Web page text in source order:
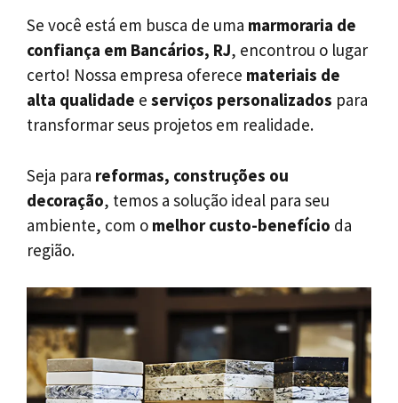
Se você está em busca de uma marmoraria de
confiança em Bancários, RJ, encontrou o lugar
certo! Nossa empresa oferece materiais de
alta qualidade e serviços personalizados para
transformar seus projetos em realidade.
Seja para reformas, construções ou
decoração, temos a solução ideal para seu
ambiente, com o melhor custo-benefício da
região.